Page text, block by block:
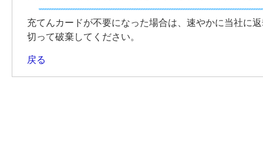
充てんカードが不要になった場合は、速やかに当社に
切って破棄してください。
戻る